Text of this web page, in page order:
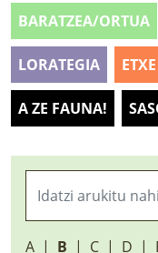
BIZI
ETXEKO
ALBISTEAK
BARATZEA/ORTUA
LORATEGIA
A ZE FAUNA!
A B C D